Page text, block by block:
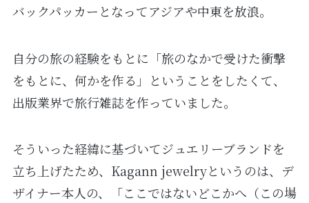
バックパッカーとなってアジアや中東を放浪。
自分の旅の経験をもとに「旅のなかで受けた衝撃
をもとに、何かを作る」ということをしたくて、
出版業界で旅行雑誌を作っていました。
そういった経緯に基づいてジュエリーブランドを
立ち上げたため、Kagann jewelryというのは、デ
ザイナー本人の、「ここではないどこかへ（この場